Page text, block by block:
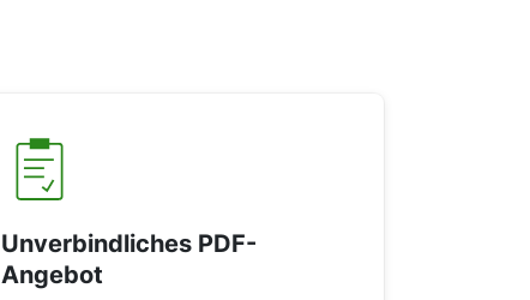
Unverbindliches PDF-
Angebot